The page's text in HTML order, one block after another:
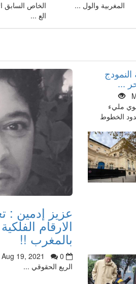
الخاص السابق
الع ...
المغربية والول ...
عزيز إدمين :
الارقام
بالمغرب !!
Aug 19, 2021
0
الريع الحقوقي ...
...
مليء
الخطوط